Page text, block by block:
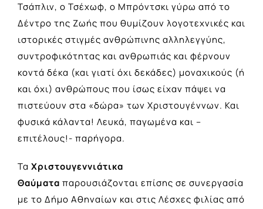
Τσάπλιν, ο Τσέχωφ, ο Μπρόντσκι γύρω από το
Δέντρο της Ζωής που θυμίζουν λογοτεχνικές και
ιστορικές στιγμές ανθρώπινης αλληλεγγύης,
συντροφικότητας και ανθρωπιάς και φέρνουν
κοντά δέκα (και γιατί όχι δεκάδες) μοναχικούς (ή
και όχι) ανθρώπους που ίσως είχαν πάψει να
πιστεύουν στα «δώρα» των Χριστουγέννων. Και
φυσικά κάλαντα! Λευκά, παγωμένα και –
επιτέλους!- παρήγορα.
Τα Χριστουγεννιάτικα
Θαύματα παρουσιάζονται επίσης σε συνεργασία
με το Δήμο Αθηναίων και στις Λέσχες φιλίας από